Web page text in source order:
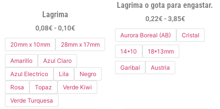
Lagrima
0,08€ - 0,10€
20mm x 10mm 28mm x 17mm
Amarillo
Azul Claro
Azul Electrico
Lila
Negro
Rosa
Topaz
Verde Kiwi
Verde Turquesa
Lagrima o gota para engastar.
0,22€ - 3,85€
Aurora Boreal (AB) Cristal
14*10 18*13mm
Garibal Austria